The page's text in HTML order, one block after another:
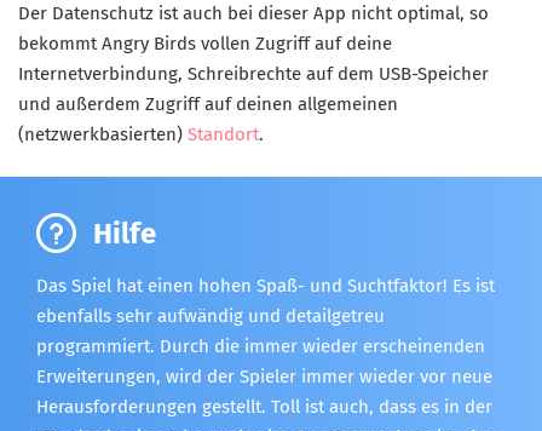
Der Datenschutz ist auch bei dieser App nicht optimal, so
bekommt Angry Birds vollen Zugriff auf deine
Internetverbindung, Schreibrechte auf dem USB-Speicher
und außerdem Zugriff auf deinen allgemeinen
(netzwerkbasierten) Standort.
Hilfe
Das Spiel hat einen hohen Spaß- und Suchtfaktor! Es ist
ebenfalls sehr aufwändig und detailgetreu
programmiert. Durch die immer wieder erscheinenden
Erweiterungen, wird der Spieler immer wieder vor neue
Herausforderungen gestellt. Toll ist auch, dass es in der